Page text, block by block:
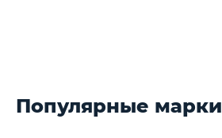
Популярные марки